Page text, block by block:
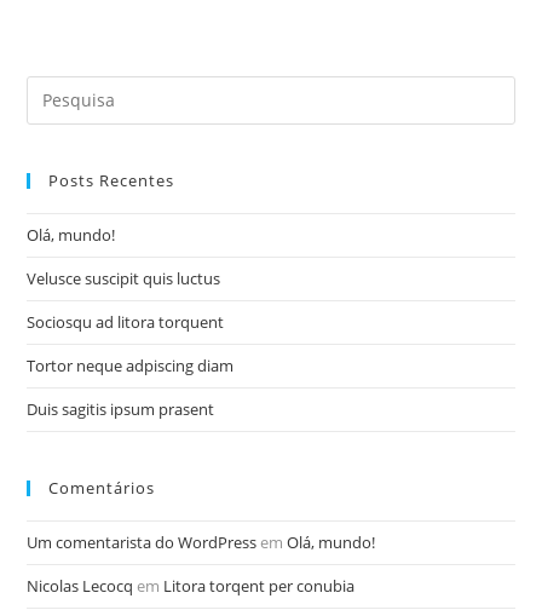
Search
for:
Posts Recentes
Olá, mundo!
Velusce suscipit quis luctus
Sociosqu ad litora torquent
Tortor neque adpiscing diam
Duis sagitis ipsum prasent
Comentários
Um comentarista do WordPressemOlá, mundo!
Nicolas Lecocq em Litora torqent per conubia